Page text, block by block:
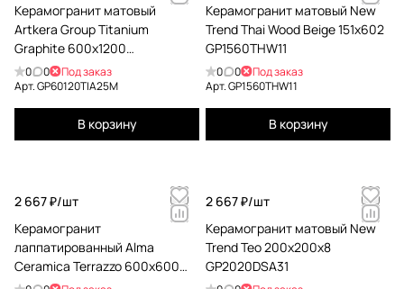
Керамогранит матовый
Artkera Group Titanium
Graphite 600x1200
GP60120TIA25M
0 0
Под заказ
Арт.GP60120TIA25M
В корзину
Керамогранит матовый New
Trend Thai Wood Beige 151x602
GP1560THW11
0 0
Под заказ
Арт.GP1560THW11
В корзину
2 667 ₽/шт
Керамогранит
лаппатированный Alma
Ceramica Terrazzo 600x600
GFU6060TRZ07L
2 667 ₽/шт
Керамогранит матовый New
Trend Teo 200x200x8
GP2020DSA31